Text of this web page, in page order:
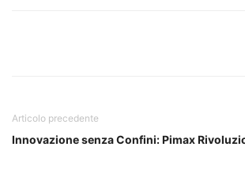
Articolo precedente
Innovazione senza Confini: Pimax